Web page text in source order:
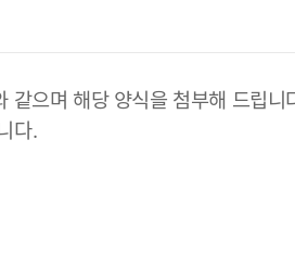
같으며 해당 양식을 첨부해 드립니
다.